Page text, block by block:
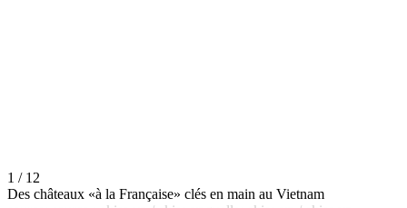
1 / 12
Des châteaux «à la Française» clés en main au Vietnam